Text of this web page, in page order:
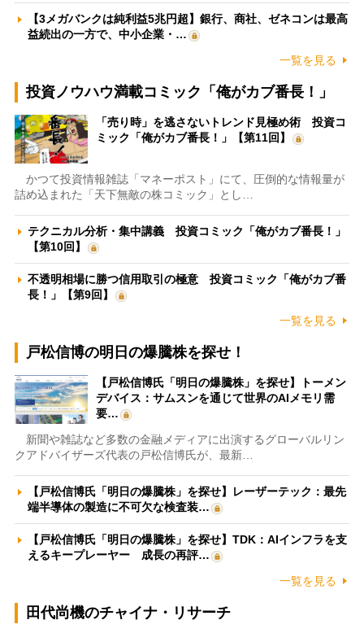
【3メガバンクは純利益5兆円超】銀行、商社、ゼネコンは最高
益続出の一方で、中小企業・…
一覧を見る
投資ノウハウ満載コミック「俺がカブ番長！」
「売り時」を逃さないトレンド見極め術 投資コ
ミック「俺がカブ番長！」【第11回】
かつて投資情報雑誌「マネーポスト」にて、圧倒的な情報量が
詰め込まれた「天下無敵の株コミック」とし…
テクニカル分析・集中講義 投資コミック「俺がカブ番長！」
【第10回】
不透明相場に勝つ信用取引の極意 投資コミック「俺がカブ番
長！」【第9回】
一覧を見る
戸松信博の明日の爆騰株を探せ！
【戸松信博氏「明日の爆騰株」を探せ】トーメン
デバイス：サムスンを通じて世界のAIメモリ需
要…
新聞や雑誌など多数の金融メディアに出演するグローバルリン
クアドバイザーズ代表の戸松信博氏が、最新…
【戸松信博氏「明日の爆騰株」を探せ】レーザーテック：最先
端半導体の製造に不可欠な検査装…
【戸松信博氏「明日の爆騰株」を探せ】TDK：AIインフラを支
えるキープレーヤー 成長の再評…
一覧を見る
田代尚機のチャイナ・リサーチ